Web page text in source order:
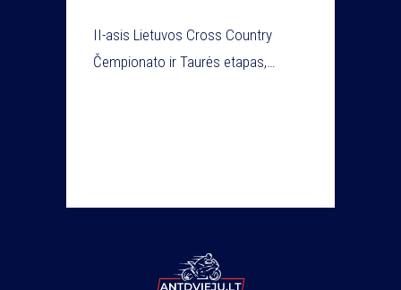
II-asis Lietuvos Cross Country
Čempionato ir Taurės etapas,